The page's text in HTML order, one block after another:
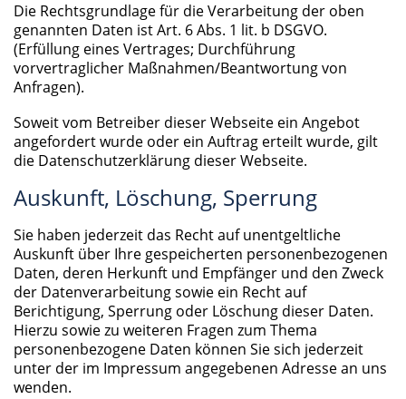
Die Rechtsgrundlage für die Verarbeitung der oben
genannten Daten ist Art. 6 Abs. 1 lit. b DSGVO.
(Erfüllung eines Vertrages; Durchführung
vorvertraglicher Maßnahmen/Beantwortung von
Anfragen).
Soweit vom Betreiber dieser Webseite ein Angebot
angefordert wurde oder ein Auftrag erteilt wurde, gilt
die Datenschutzerklärung dieser Webseite.
Auskunft, Löschung, Sperrung
Sie haben jederzeit das Recht auf unentgeltliche
Auskunft über Ihre gespeicherten personenbezogenen
Daten, deren Herkunft und Empfänger und den Zweck
der Datenverarbeitung sowie ein Recht auf
Berichtigung, Sperrung oder Löschung dieser Daten.
Hierzu sowie zu weiteren Fragen zum Thema
personenbezogene Daten können Sie sich jederzeit
unter der im Impressum angegebenen Adresse an uns
wenden.